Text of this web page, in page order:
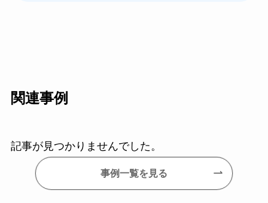
関連事例
記事が見つかりませんでした。
事例一覧を見る